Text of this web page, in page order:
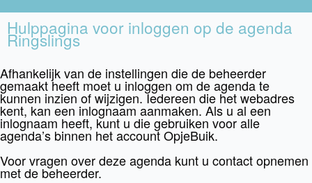
Hulppagina voor inloggen op de agenda
Ringslings
Afhankelijk van de instellingen die de beheerder
gemaakt heeft moet u inloggen om de agenda te
kunnen inzien of wijzigen. Iedereen die het webadres
kent, kan een inlognaam aanmaken. Als u al een
inlognaam heeft, kunt u die gebruiken voor alle
agenda’s binnen het account OpjeBuik.
Voor vragen over deze agenda kunt u contact opnemen
met de beheerder.